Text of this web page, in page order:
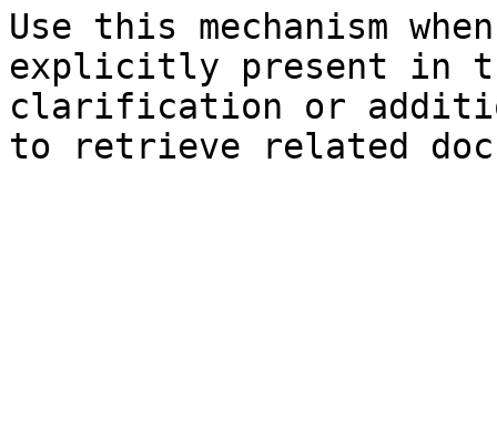
Use this mechanism
explicitly present in
clarification or